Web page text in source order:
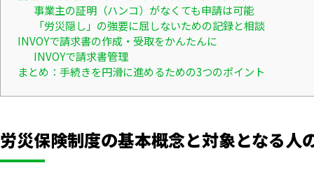
事業主の証明（ハンコ）がなくても申請は可能
「労災隠し」の強要に屈しないための記録と相談
INVOYで請求書の作成・受取をかんたんに
INVOYで請求書管理
まとめ：手続きを円滑に進めるための3つのポイント
労災保険制度の基本概念と対象となる人